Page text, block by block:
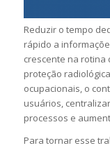
Reduzir o tempo
rápido a
crescente na rotina
proteção
ocupacionais, o
usuários,
processos e
Para tornar esse